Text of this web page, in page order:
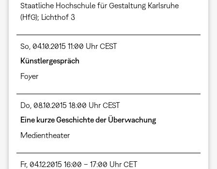
Staatliche Hochschule für Gestaltung Karlsruhe
(HfG); Lichthof 3
So, 04.10.2015 11:00 Uhr CEST
Künstlergespräch
Foyer
Do, 08.10.2015 18:00 Uhr CEST
Eine kurze Geschichte der Überwachung
Medientheater
Fr, 04.12.2015 16:00 – 17:00 Uhr CET